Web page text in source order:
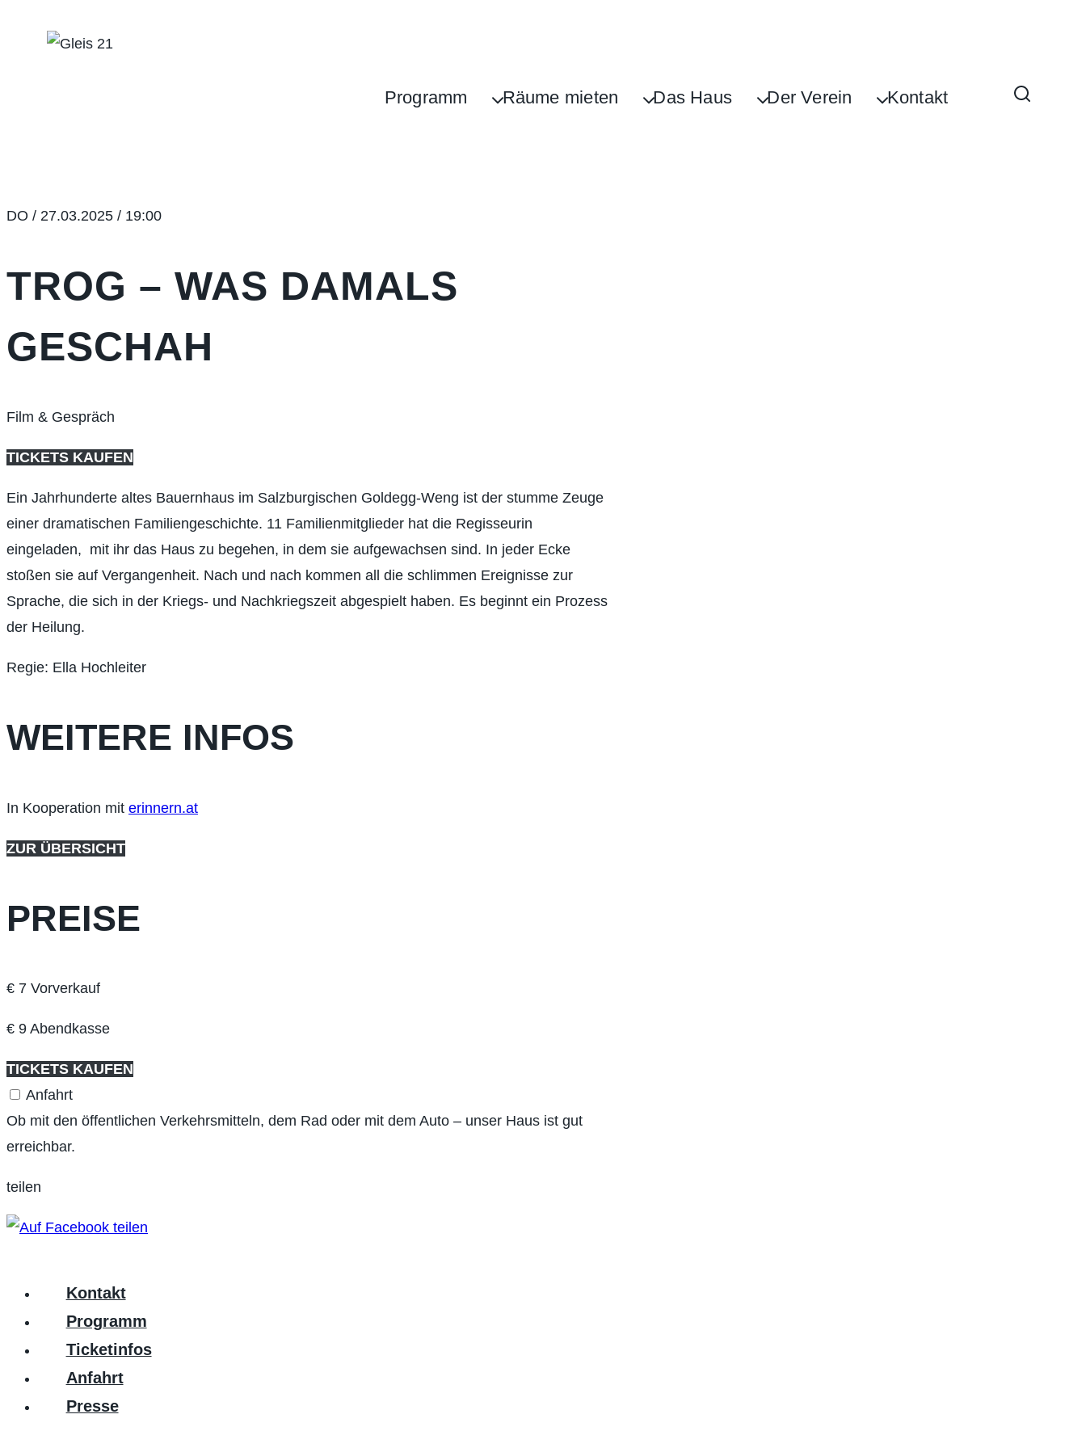
Programm Räume mieten Das Haus Der Verein Kontakt
DO / 27.03.2025 / 19:00
TROG – WAS DAMALS
GESCHAH
Film & Gespräch
TICKETS KAUFEN
Ein Jahrhunderte altes Bauernhaus im Salzburgischen Goldegg-Weng ist der stumme Zeuge
einer dramatischen Familiengeschichte. 11 Familienmitglieder hat die Regisseurin
eingeladen, mit ihr das Haus zu begehen, in dem sie aufgewachsen sind. In jeder Ecke
stoßen sie auf Vergangenheit. Nach und nach kommen all die schlimmen Ereignisse zur
Sprache, die sich in der Kriegs- und Nachkriegszeit abgespielt haben. Es beginnt ein Prozess
der Heilung.
Regie: Ella Hochleiter
WEITERE INFOS
In Kooperation mit erinnern.at
ZUR ÜBERSICHT
PREISE
€ 7 Vorverkauf
€ 9 Abendkasse
TICKETS KAUFEN
Anfahrt
Ob mit den öffentlichen Verkehrsmitteln, dem Rad oder mit dem Auto – unser Haus ist gut
erreichbar.
teilen
Kontakt
Programm
Ticketinfos
Anfahrt
Presse